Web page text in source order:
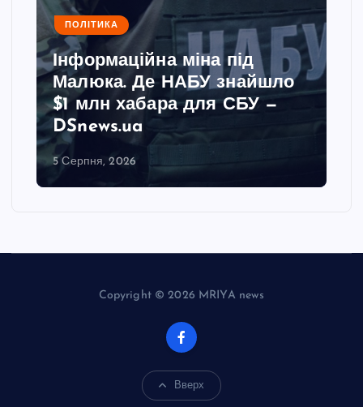
ПОЛІТИКА
Інформаційна міна під
Малюка. Де НАБУ знайшло
$1 млн хабара для СБУ —
DSnews.ua
5 Серпня, 2026
Copyright © 2026 MRIYA news
Вверх